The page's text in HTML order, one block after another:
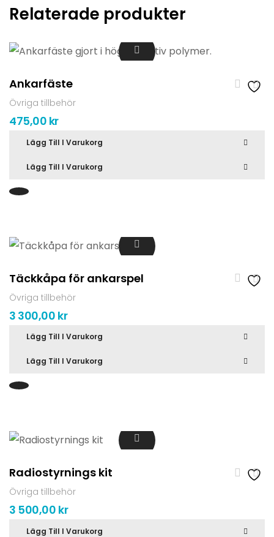
Relaterade produkter
Ankarfäste
Övriga tillbehör
475,00 kr
Lägg Till I Varukorg
Lägg Till I Varukorg
Täckkåpa för ankarspel
Övriga tillbehör
3 300,00 kr
Lägg Till I Varukorg
Lägg Till I Varukorg
Radiostyrnings kit
Övriga tillbehör
3 500,00 kr
Lägg Till I Varukorg